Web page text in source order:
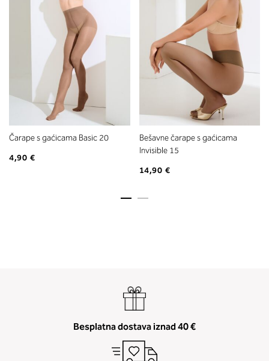
Čarape s gaćicama Basic 20
4,90 €
Bešavne čarape s gaćicama
Invisible 15
14,90 €
Besplatna dostava iznad 40 €
Izmerite prsni obseg. Šiviljski
položite čez hrbet v višini
izreza in čez prsi, v višini bradavic
vdolbine med prsmi. V razdelku 2.
boste prebrali, katera globina
ustreza vaši meri (A, B …) – iščite v
stolpcu, ki ste ga določili s